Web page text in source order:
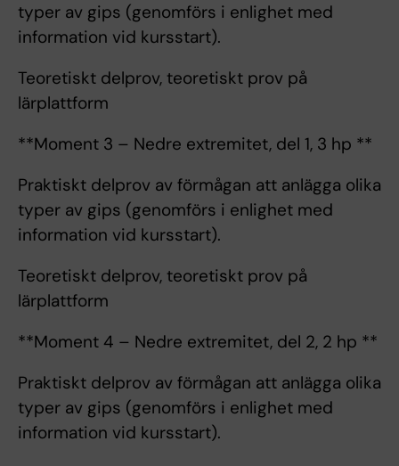
typer av gips (genomförs i enlighet med
information vid kursstart).
Teoretiskt delprov, teoretiskt prov på
lärplattform
**Moment 3 – Nedre extremitet, del 1, 3 hp **
Praktiskt delprov av förmågan att anlägga olika
typer av gips (genomförs i enlighet med
information vid kursstart).
Teoretiskt delprov, teoretiskt prov på
lärplattform
**Moment 4 – Nedre extremitet, del 2, 2 hp **
Praktiskt delprov av förmågan att anlägga olika
typer av gips (genomförs i enlighet med
information vid kursstart).